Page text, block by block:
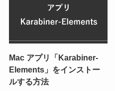
Mac アプリ「Karabiner-
Elements」をインストー
ルする方法